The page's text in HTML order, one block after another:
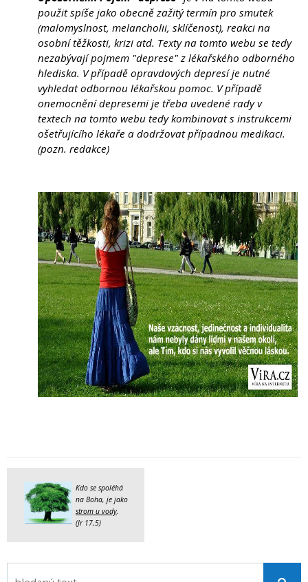
použit spíše jako obecně zažitý termín pro smutek
(malomyslnost, melancholii, sklíčenost), reakci na
osobní těžkosti, krizi atd. Texty na tomto webu se tedy
nezabývají pojmem "deprese" z lékařského odborného
hlediska. V případě opravdových depresí je nutné
vyhledat odbornou lékařskou pomoc. V případě
onemocnění depresemi je třeba uvedené rady v
textech na tomto webu tedy kombinovat s instrukcemi
ošetřujícího lékaře a dodržovat případnou medikaci.
(pozn. redakce)
Kdo se spoléhá
na Boha, je jako
strom u vody.
(Jr 17,5)